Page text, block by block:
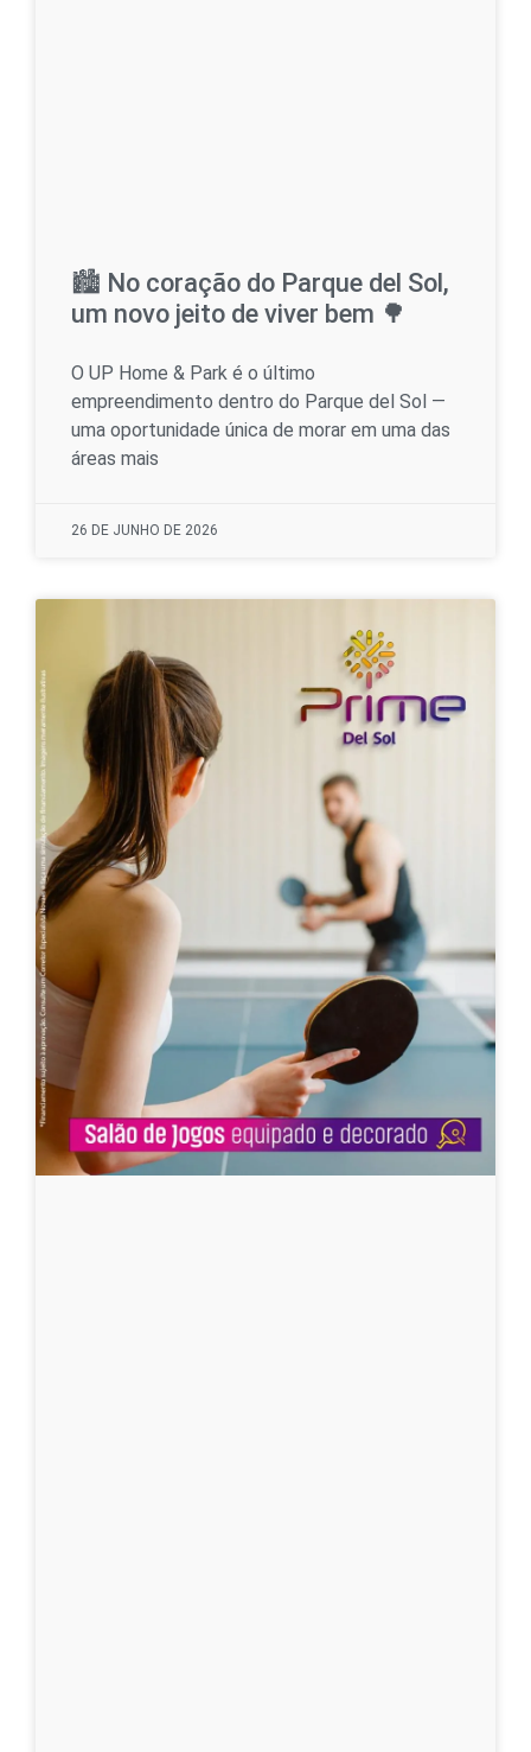
🏙 No coração do Parque del Sol,
um novo jeito de viver bem 🌳
O UP Home & Park é o último
empreendimento dentro do Parque del Sol —
uma oportunidade única de morar em uma das
áreas mais
26 DE JUNHO DE 2026